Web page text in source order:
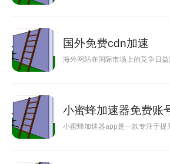
国外免费cdn加速
海外网站在国际市场上的竞争日
小蜜蜂加速器免费账
小蜜蜂加速器app是一款专注于